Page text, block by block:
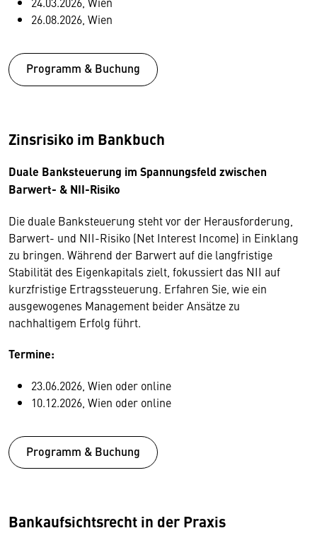
26.08.2026, Wien
Programm & Buchung
Zinsrisiko im Bankbuch
Duale Banksteuerung im Spannungsfeld zwischen
Barwert- & NII-Risiko
Die duale Banksteuerung steht vor der Herausforderung,
Barwert- und NII-Risiko (Net Interest Income) in Einklang
zu bringen. Während der Barwert auf die langfristige
Stabilität des Eigenkapitals zielt, fokussiert das NII auf
kurzfristige Ertragssteuerung. Erfahren Sie, wie ein
ausgewogenes Management beider Ansätze zu
nachhaltigem Erfolg führt.
Termine:
23.06.2026, Wien oder online
10.12.2026, Wien oder online
Programm & Buchung
Bankaufsichtsrecht in der Praxis